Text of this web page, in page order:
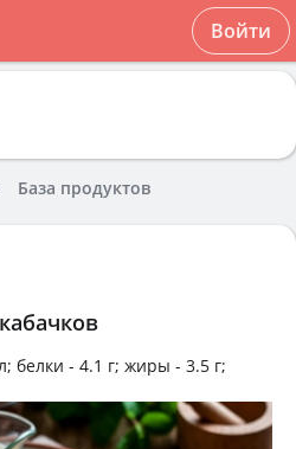
Войти
База продуктов
; белки - 4.1 г; жиры - 3.5 г;